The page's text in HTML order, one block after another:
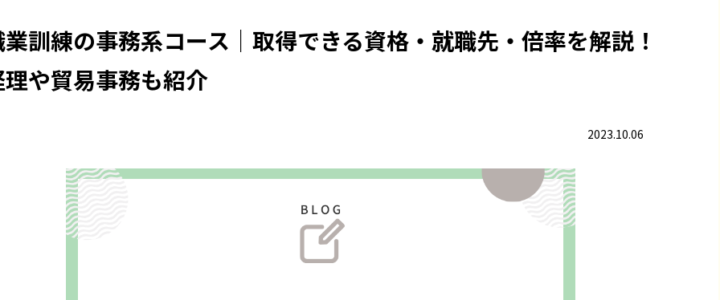
訓練の事務系コース｜取得できる資格・就職先・倍率を解説！
や貿易事務も紹介
2023.10.06